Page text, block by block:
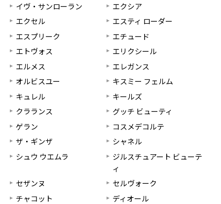
イヴ・サンローラン
エクシア
エクセル
エスティ ローダー
エスプリーク
エチュード
エトヴォス
エリクシール
エルメス
エレガンス
オルビスユー
キスミー フェルム
キュレル
キールズ
クラランス
グッチ ビューティ
ゲラン
コスメデコルテ
ザ・ギンザ
シャネル
シュウ ウエムラ
ジルスチュアート ビューテ
ィ
セザンヌ
セルヴォーク
チャコット
ディオール